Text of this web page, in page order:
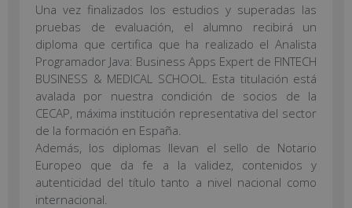
Una vez finalizados los estudios y superadas las
pruebas de evaluación, el alumno recibirá un
diploma que certifica que ha realizado el Analista
Programador Java: Business Apps Expert de FINTECH
BUSINESS & MEDICAL SCHOOL. Esta titulación está
avalada por nuestra condición de socios de la
CECAP, máxima institución representativa del sector
de la formación en España.
Además, los diplomas llevan el sello de Notario
Europeo que da fe a la validez, contenidos y
autenticidad del título tanto a nivel nacional como
internacional.